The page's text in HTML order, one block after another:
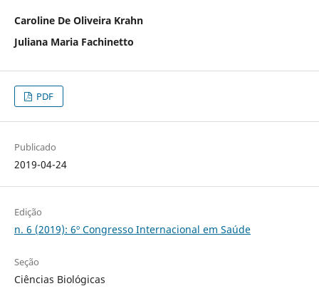
Caroline De Oliveira Krahn
Juliana Maria Fachinetto
PDF
Publicado
2019-04-24
Edição
n. 6 (2019): 6º Congresso Internacional em Saúde
Seção
Ciências Biológicas